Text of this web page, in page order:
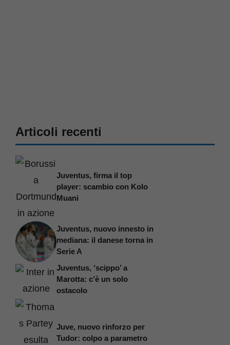
Articoli recenti
Juventus, firma il top
player: scambio con Kolo
Muani
Juventus, nuovo innesto in
mediana: il danese torna in
Serie A
Juventus, ‘scippo’ a
Marotta: c’è un solo
ostacolo
Juve, nuovo rinforzo per
Tudor: colpo a parametro